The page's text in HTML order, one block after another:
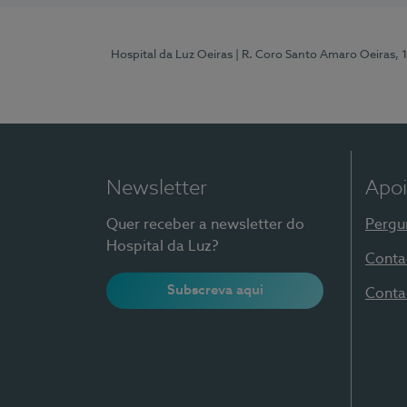
Hospital da Luz Oeiras | R. Coro Santo Amaro Oeiras,
Newsletter
Quer receber a newsletter do
Hospital da Luz?
Subscreva aqui